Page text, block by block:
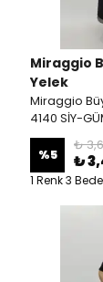
Miraggio
Yelek
Miraggio
4140 SİY-
%5
₺
₺
1 Renk 3